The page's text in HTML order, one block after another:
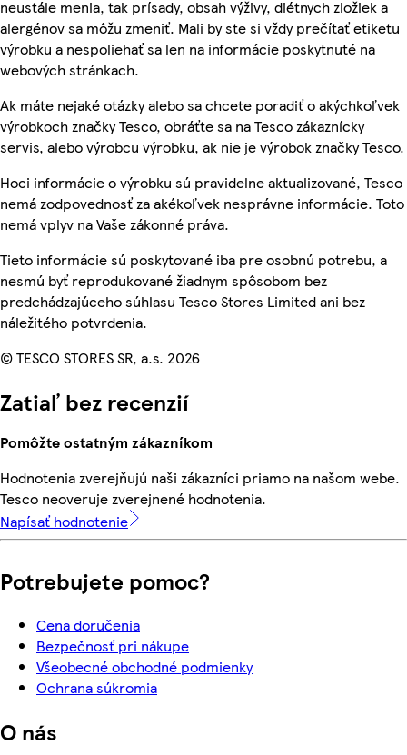
neustále menia, tak prísady, obsah výživy, diétnych zložiek a
alergénov sa môžu zmeniť. Mali by ste si vždy prečítať etiketu
výrobku a nespoliehať sa len na informácie poskytnuté na
webových stránkach.
Ak máte nejaké otázky alebo sa chcete poradiť o akýchkoľvek
výrobkoch značky Tesco, obráťte sa na Tesco zákaznícky
servis, alebo výrobcu výrobku, ak nie je výrobok značky Tesco.
Hoci informácie o výrobku sú pravidelne aktualizované, Tesco
nemá zodpovednosť za akékoľvek nesprávne informácie. Toto
nemá vplyv na Vaše zákonné práva.
Tieto informácie sú poskytované iba pre osobnú potrebu, a
nesmú byť reprodukované žiadnym spôsobom bez
predchádzajúceho súhlasu Tesco Stores Limited ani bez
náležitého potvrdenia.
© TESCO STORES SR, a.s. 2026
Zatiaľ bez recenzií
Pomôžte ostatným zákazníkom
Hodnotenia zverejňujú naši zákazníci priamo na našom webe.
Tesco neoveruje zverejnené hodnotenia.
Napísať hodnotenie
Potrebujete pomoc?
Cena doručenia
Bezpečnosť pri nákupe
Všeobecné obchodné podmienky
Ochrana súkromia
O nás